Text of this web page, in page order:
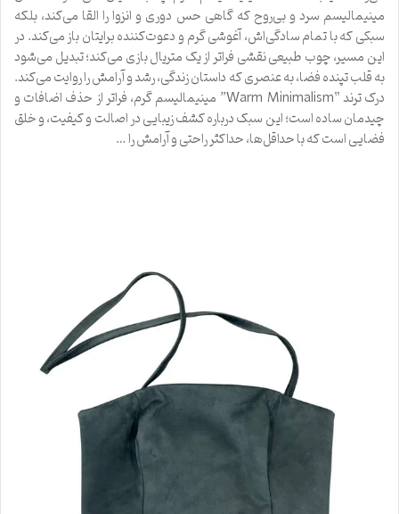
مینیمالیسم سرد و بی‌روح که گاهی حس دوری و انزوا را القا می‌کند، بلکه
سبکی که با تمام سادگی‌اش، آغوشی گرم و دعوت‌کننده برایتان باز می‌کند. در
این مسیر، چوب طبیعی نقشی فراتر از یک متریال بازی می‌کند؛ تبدیل می‌شود
به قلب تپنده فضا، به عنصری که داستان زندگی، رشد و آرامش را روایت می‌کند.
درک ترند “Warm Minimalism” مینیمالیسم گرم، فراتر از حذف اضافات و
چیدمان ساده است؛ این سبک درباره کشف زیبایی در اصالت و کیفیت، و خلق
فضایی است که با حداقل‌ها، حداکثر راحتی و آرامش را …